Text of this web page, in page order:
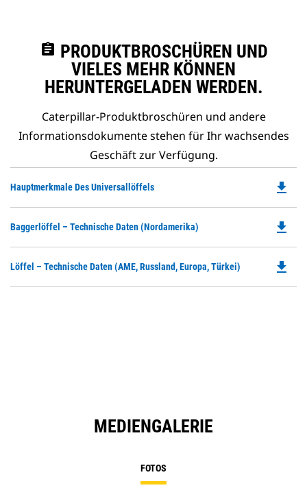
assignment PRODUKTBROSCHÜREN UND
VIELES MEHR KÖNNEN
HERUNTERGELADEN WERDEN.
Caterpillar-Produktbroschüren und andere
Informationsdokumente stehen für Ihr wachsendes
Geschäft zur Verfügung.
Hauptmerkmale Des Universallöffels
a
file_download
Baggerlöffel – Technische Daten (Nordamerika)
a
file_download
Löffel – Technische Daten (AME, Russland, Europa, Türkei) file_download
MEDIENGALERIE
FOTOS